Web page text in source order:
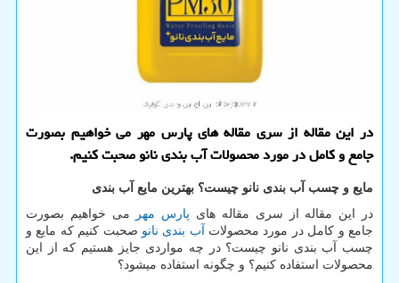
در این مقاله از سری مقاله های پارس مهر می خواهیم بصورت
جامع و کامل در مورد محصولات آب بندی نانو صحبت کنیم.
مایع و چسب آب بندی نانو چیست؟ بهترین مایع آب بندی
در این مقاله از سری مقاله های پارس مهر
می خواهیم بصورت
جامع و کامل در مورد محصولات
آب بندی نانو صحبت کنیم که مایع و
چسب آب بندی نانو چیست؟ در چه مواردی جایز هستیم که از این
محصولات استفاده کنیم؟ و چگونه استفاده میشود؟